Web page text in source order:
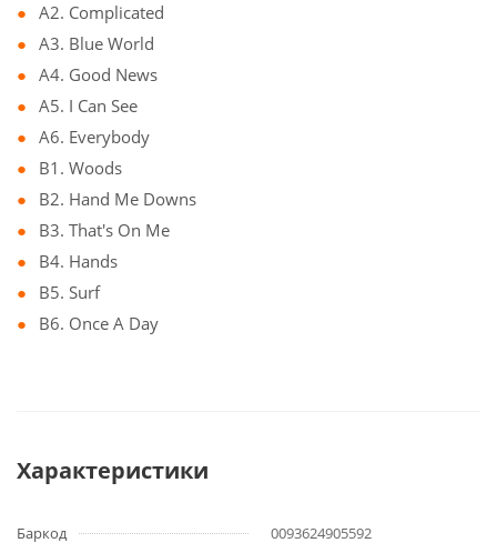
A2. Complicated
A3. Blue World
A4. Good News
A5. I Can See
A6. Everybody
B1. Woods
B2. Hand Me Downs
B3. That's On Me
B4. Hands
B5. Surf
B6. Once A Day
Характеристики
Баркод
0093624905592